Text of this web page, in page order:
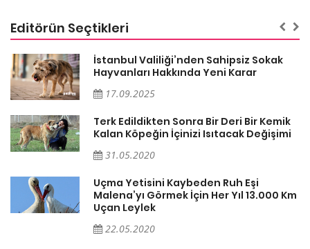
Editörün Seçtikleri
İstanbul Valiliği’nden Sahipsiz Sokak
Hayvanları Hakkında Yeni Karar
17.09.2025
Terk Edildikten Sonra Bir Deri Bir Kemik
Kalan Köpeğin İçinizi Isıtacak Değişimi
31.05.2020
Uçma Yetisini Kaybeden Ruh Eşi
Malena’yı Görmek İçin Her Yıl 13.000 Km
Uçan Leylek
22.05.2020